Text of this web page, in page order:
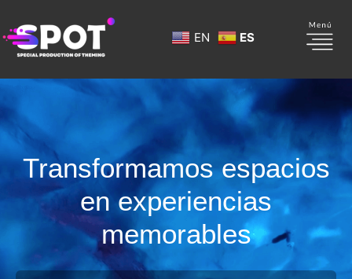
EN ES
Transformamos espacios
en experiencias
memorables